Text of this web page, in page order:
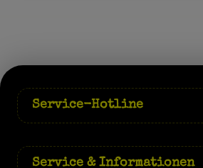
Service-Hotline
Service & Informationen